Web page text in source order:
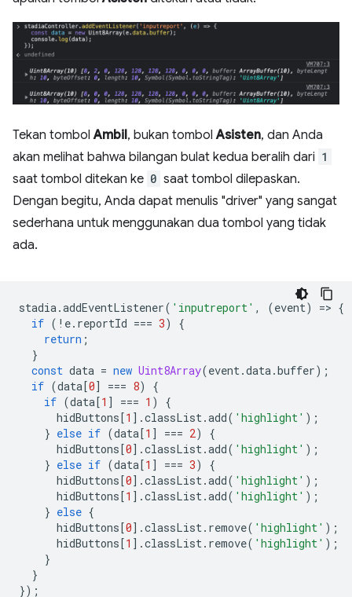
Tekan tombolAmbil, bukan tombolAsisten, dan Anda
akan melihat bahwa bilangan bulat kedua beralih dari 1
saat tombol ditekan ke 0 saat tombol dilepaskan.
Dengan begitu, Anda dapat menulis "driver" yang sangat
sederhana untuk menggunakan dua tombol yang tidak
ada.
stadia .addEventListener( 'inputreport' , (event) => {
if ( ! e. reportId === 3)
{
return ;
}
const data = new Uint8Array(event .data .buffer);
if (data[0] === 8)
{
if (data[1 ] === 1 )
{
hidButtons[1 ].classList .add( 'highlight' );
} else if (data[1 ] === 2)
{
hidButtons[0].classList .add( 'highlight' );
} else if (data[1 ] === 3)
{
hidButtons[0].classList .add( 'highlight' );
hidButtons[1 ].classList .add( 'highlight' );
} else {
hidButtons[0].classList . remove( 'highlight' );
hidButtons[1 ].classList . remove( 'highlight' );
}
}
});